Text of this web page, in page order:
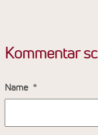
Kommentar
Name